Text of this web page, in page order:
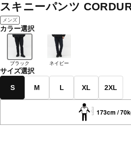
スキニーパンツ
メンズ
カラー選択
ブラック ネイビー
サイズ選択
S M L XL 2XL
173cm /